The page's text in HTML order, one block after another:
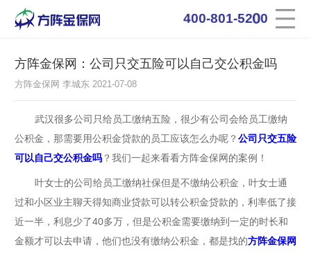
400-801-5200
方阵金保网：公司只交五险可以自己交公积金吗
方阵金保网 李城东 2021-07-08
武汉很多公司只给员工缴纳五险，很少有公司会给员工缴纳
公积金，那需要用公积金贷款的员工应该怎么办呢？公司只交五险
可以自己交公积金吗？我们一起来看看方阵金保网的案例！
叶女士的公司给员工缴纳社保但是不缴纳公积金，叶女士通
过和小区业主聊天得知商业贷款可以转公积金贷款的，利率低了接
近一半，利息少了40多万，但是公积金需要缴纳到一定的时长和
金额才可以去申请，他们也没有缴纳公积金，都是找的方阵金保网